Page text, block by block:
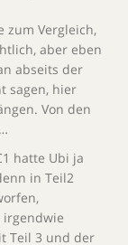
zum Vergleich,
aber eben
abseits der
sagen, hier
Von den
hatte Ubi ja
in Teil2
irgendwie
Teil 3 und der